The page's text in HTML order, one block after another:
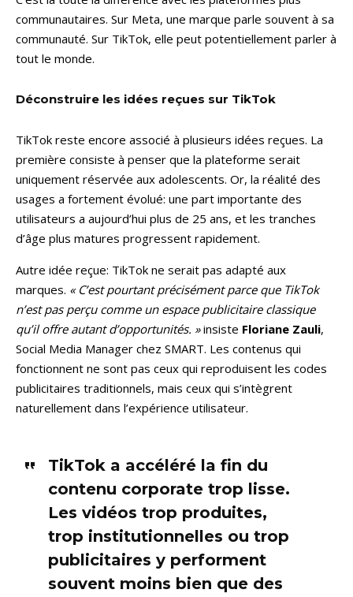
communautaires. Sur Meta, une marque parle souvent à sa
communauté. Sur TikTok, elle peut potentiellement parler à
tout le monde.
Déconstruire les idées reçues sur TikTok
TikTok reste encore associé à plusieurs idées reçues. La
première consiste à penser que la plateforme serait
uniquement réservée aux adolescents. Or, la réalité des
usages a fortement évolué: une part importante des
utilisateurs a aujourd’hui plus de 25 ans, et les tranches
d’âge plus matures progressent rapidement.
Autre idée reçue: TikTok ne serait pas adapté aux
marques. « C’est pourtant précisément parce que TikTok
n’est pas perçu comme un espace publicitaire classique
qu’il offre autant d’opportunités. »insiste Floriane Zauli,
Social Media Manager chez SMART. Les contenus qui
fonctionnent ne sont pas ceux qui reproduisent les codes
publicitaires traditionnels, mais ceux qui s’intègrent
naturellement dans l’expérience utilisateur.
TikTok a accéléré la fin du
contenu corporate trop lisse.
Les vidéos trop produites,
trop institutionnelles ou trop
publicitaires y performent
souvent moins bien que des